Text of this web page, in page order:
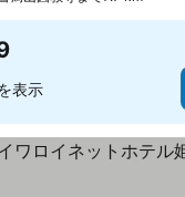
表示